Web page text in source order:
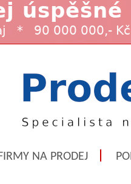
FIRMY NA PRODEJ